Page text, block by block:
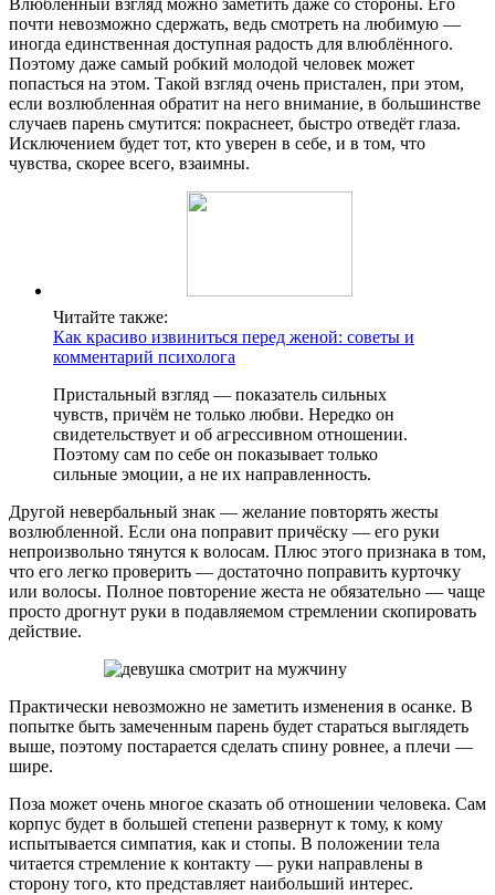
Влюблённый взгляд можно заметить даже со стороны. Его
почти невозможно сдержать, ведь смотреть на любимую —
иногда единственная доступная радость для влюблённого.
Поэтому даже самый робкий молодой человек может
попасться на этом. Такой взгляд очень пристален, при этом,
если возлюбленная обратит на него внимание, в большинстве
случаев парень смутится: покраснеет, быстро отведёт глаза.
Исключением будет тот, кто уверен в себе, и в том, что
чувства, скорее всего, взаимны.
Читайте также:
Как красиво извиниться перед женой: советы и
комментарий психолога
Пристальный взгляд — показатель сильных
чувств, причём не только любви. Нередко он
свидетельствует и об агрессивном отношении.
Поэтому сам по себе он показывает только
сильные эмоции, а не их направленность.
Другой невербальный знак — желание повторять жесты
возлюбленной. Если она поправит причёску — его руки
непроизвольно тянутся к волосам. Плюс этого признака в том,
что его легко проверить — достаточно поправить курточку
или волосы. Полное повторение жеста не обязательно — чаще
просто дрогнут руки в подавляемом стремлении скопировать
действие.
Практически невозможно не заметить изменения в осанке. В
попытке быть замеченным парень будет стараться выглядеть
выше, поэтому постарается сделать спину ровнее, а плечи —
шире.
Поза может очень многое сказать об отношении человека. Сам
корпус будет в большей степени развернут к тому, к кому
испытывается симпатия, как и стопы. В положении тела
читается стремление к контакту — руки направлены в
сторону того, кто представляет наибольший интерес.